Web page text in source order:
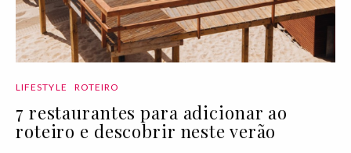
LIFESTYLE ROTEIRO
7 restaurantes para adicionar ao
roteiro e descobrir neste verão